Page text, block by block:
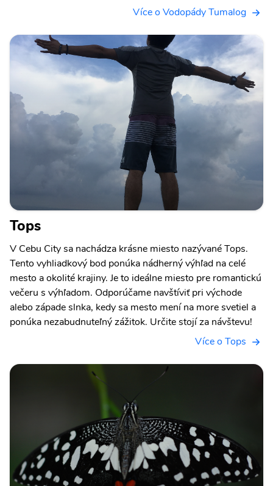
Více o Vodopády Tumalog
Tops
V Cebu City sa nachádza krásne miesto nazývané Tops.
Tento vyhliadkový bod ponúka nádherný výhľad na celé
mesto a okolité krajiny. Je to ideálne miesto pre romantickú
večeru s výhľadom. Odporúčame navštíviť pri východe
alebo západe slnka, kedy sa mesto mení na more svetiel a
ponúka nezabudnuteľný zážitok. Určite stojí za návštevu!
Více o Tops